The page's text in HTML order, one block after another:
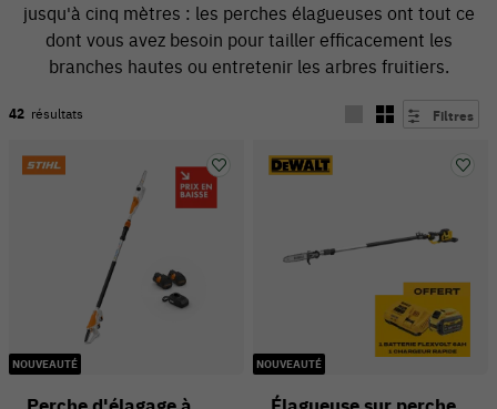
jusqu'à cinq mètres : les perches élagueuses ont tout ce
dont vous avez besoin pour tailler efficacement les
branches hautes ou entretenir les arbres fruitiers.
42 résultats Filtres
NOUVEAUTÉ NOUVEAUTÉ